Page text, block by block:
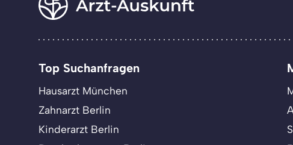
Top Suchanfragen
Hausarzt München
Zahnarzt Berlin
Kinderarzt Berlin